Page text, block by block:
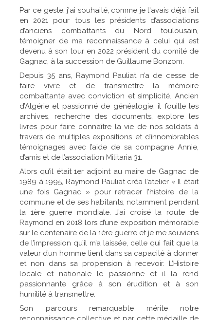
Par ce geste, j'ai souhaité, comme je l'avais déjà fait
en 2021 pour tous les présidents d’associations
d’anciens combattants du Nord toulousain,
témoigner de ma reconnaissance à celui qui est
devenu à son tour en 2022 président du comité de
Gagnac, à la succession de Guillaume Bonzom.
Depuis 35 ans, Raymond Pauliat n’a de cesse de
faire vivre et de transmettre la mémoire
combattante avec conviction et simplicité. Ancien
d’Algérie et passionné de généalogie, il fouille les
archives, recherche des documents, explore les
livres pour faire connaître la vie de nos soldats à
travers de multiples expositions et d’innombrables
témoignages avec l’aide de sa compagne Annie,
d’amis et de l’association Militaria 31.
Alors qu’il était 1er adjoint au maire de Gagnac de
1989 à 1995, Raymond Pauliat créa l’atelier « Il était
une fois Gagnac » pour retracer l’histoire de la
commune et de ses habitants, notamment pendant
la 1ère guerre mondiale. J’ai croisé la route de
Raymond en 2018 lors d’une exposition mémorable
sur le centenaire de la 1ère guerre et je me souviens
de l’impression qu’il m’a laissée, celle qui fait que la
valeur d’un homme tient dans sa capacité à donner
et non dans sa propension à recevoir. L’Histoire
locale et nationale le passionne et il la rend
passionnante grâce à son érudition et à son
humilité à transmettre.
Son parcours remarquable mérite notre